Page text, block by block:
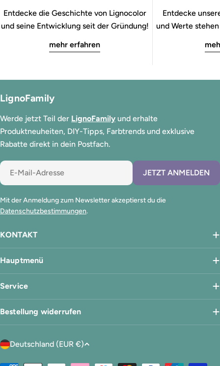
Entdecke die Geschichte von Lignocolor
und seine Entwicklung seit der Gründung!
mehr erfahren
Entdecke
und Werte
KONTAKT
Hauptmenü
Service
LignoFamily
Werde jetzt Teil der LignoFamily und erhalte
Produktneuheiten, DIY-Tipps, Farbtrends und exklusive
Rabatte direkt in dein Postfach.
E-
Mail
JETZT ANMELDEN
Mit der Anmeldung zum Newsletter akzeptierst du die
Datenschutzbestimmungen.
Bestellung widerrufen
L
Deutschland (EUR €)